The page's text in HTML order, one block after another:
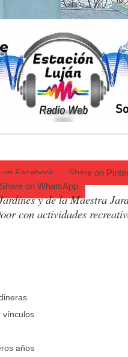
Luján reunió a pymes
un punto de venta de drogas
TC JK: Diego Cordone se
Argentina: qué requisitos
una mejor educación
identidad: residentes
on Facebook Share on
Share on WhatsApp
y de la Maestra
con actividades
vínculos
años